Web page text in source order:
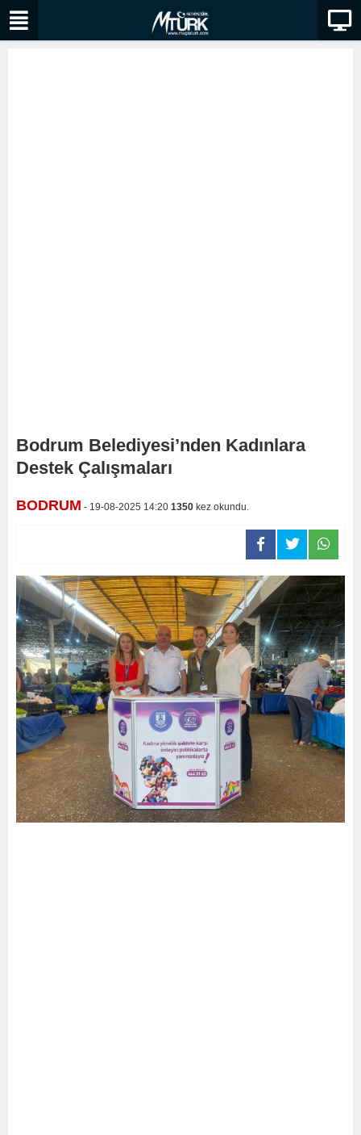
Bodrum Belediyesi’nden Kadınlara
Destek Çalışmaları
BODRUM - 19-08-2025 14:20 1350 kez okundu.